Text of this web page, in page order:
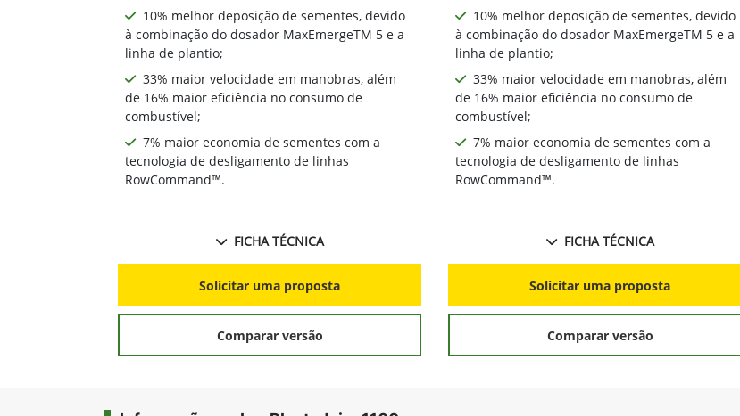
10% melhor deposição de sementes, devido
à combinação do dosador MaxEmergeTM 5 e a
linha de plantio;
33% maior velocidade em manobras, além
de 16% maior eficiência no consumo de
combustível;
7% maior economia de sementes com a
tecnologia de desligamento de linhas
RowCommand™.
FICHA TÉCNICA
Solicitar uma proposta
Comparar versão
10% melhor deposição de sementes, devido
à combinação do dosador MaxEmergeTM 5 e a
linha de plantio;
33% maior velocidade em manobras, além
de 16% maior eficiência no consumo de
combustível;
7% maior economia de sementes com a
tecnologia de desligamento de linhas
RowCommand™.
FICHA TÉCNICA
Solicitar uma proposta
Comparar versão